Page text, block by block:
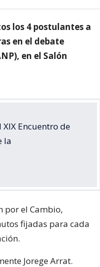
los 4 postulantes a
en el debate
en el Salón
Encuentro de
la
por el Cambio,
fijadas para cada
Jorege Arrat.